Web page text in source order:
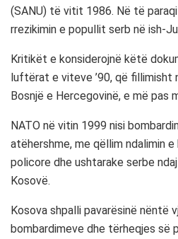
(SANU) të vitit 1986. Në të
rrezikimin e popullit serb në ish-
Kritikët e konsiderojnë këtë
luftërat e viteve ’90, që fillimisht
Bosnjë e Hercegovinë, e më pas
NATO në vitin 1999 nisi
atëhershme, me qëllim ndalimin
policore dhe ushtarake serbe
Kosovë.
Kosova shpalli pavarësinë nëntë
bombardimeve dhe tërheqjes së